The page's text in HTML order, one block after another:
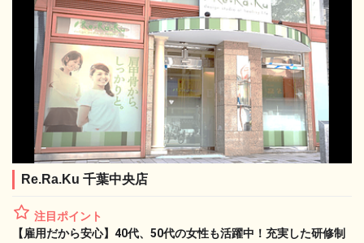
Re.Ra.Ku 千葉中央店
注目ポイント
【雇用だから安心】40代、50代の女性も活躍中！充実した研修制